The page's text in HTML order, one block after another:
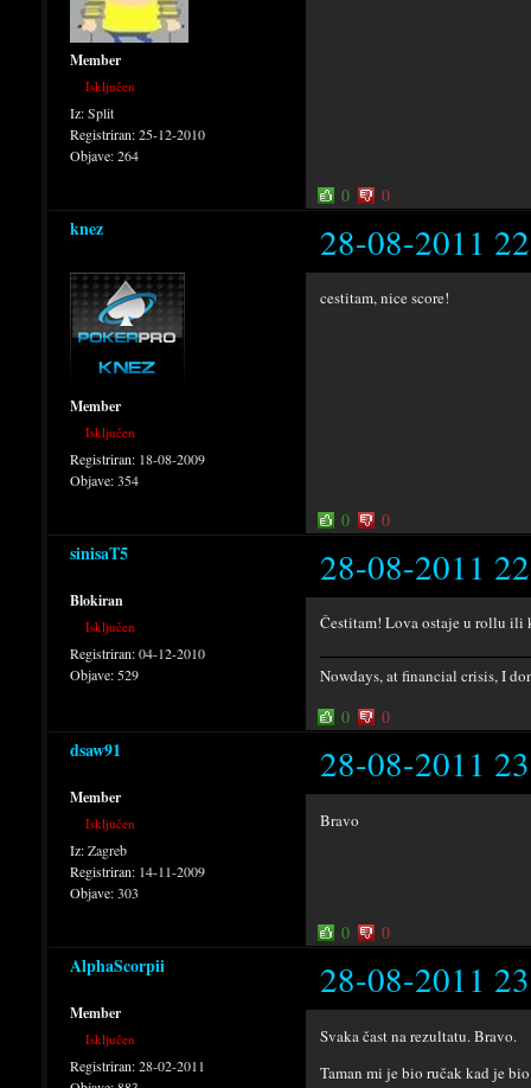
Member
Isključen
Iz:Split
Registriran:25-12-2010
Objave:264
0 0
knez 28-08-2011
Member
Isključen
Registriran: 18-08-2009
Objave:354
cestitam, nice score!
0 0
sinisaT5 28-08-2011
Blokiran
Isključen
Registriran:04-12-2010
Objave: 529
Čestitam! Lova ostaje u rollu ili
Nowdays, at financial crisis, I
0 0
dsaw91 28-08-2011
Member
Isključen
Iz:Zagreb
Registriran: 14-11-2009
Objave:303
Bravo
0 0
AlphaScorpii 28-08-2011
Member
Isključen
Registriran:28-02-2011
Svaka čast na rezultatu. Bravo.
Taman mi je bio ručak kad je